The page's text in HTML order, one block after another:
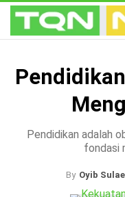
Pendidikan adalah
fondasi
By Oyib